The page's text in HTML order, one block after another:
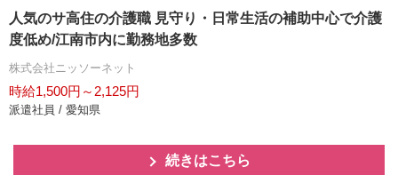
人気のサ高住の介護職 見守り・日常生活の補助中心で介護
度低め/江南市内に勤務地多数
株式会社ニッソーネット
時給1,500円～2,125円
派遣社員 / 愛知県
続きはこちら